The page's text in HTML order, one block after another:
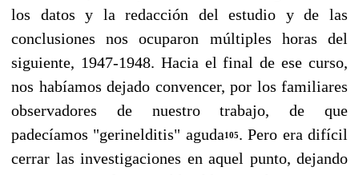
los datos y la redacción del estudio y de las
conclusiones nos ocuparon múlti­ples horas del
siguiente, 1947-1948. Hacia el final de ese curso,
nos habíamos dejado conven­cer, por los familiares
observadores de nuestro trabajo, de que
padecíamos "gerinelditis" agu­da105. Pero era difícil
cerrar las investigaciones en aquel punto, dejando